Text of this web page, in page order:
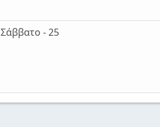
Σάββατο - 25